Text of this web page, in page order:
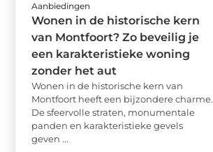
Aanbiedingen
Wonen in de historische kern
van Montfoort? Zo beveilig je
een karakteristieke woning
zonder het aut
Wonen in de historische kern van
Montfoort heeft een bijzondere charme.
De sfeervolle straten, monumentale
panden en karakteristieke gevels
geven ...